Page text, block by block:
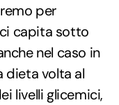
per
capita sotto
nel caso in
dieta volta al
livelli glicemici,